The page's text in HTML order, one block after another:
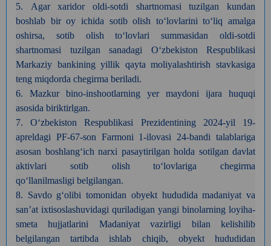
5. Agar xaridor oldi-sotdi shartnomasi tuzilgan kundan
boshlab bir oy ichida sotibolish to‘lovlarini to‘liq amalga
oshirsa, sotib olish to‘lovlari summasidan oldi-sotdi
shartnomasi tuzilgan sanadagi O‘zbekiston Respublikasi
Markaziy bankining yillik qayta moliyalashtirish stavkasiga
teng miqdorda chegirma beriladi.
6. Mazkur bino-inshootlarning yer maydoni ijara huquqi
asosida biriktirlgan.
7. O‘zbekistonRespublikasi Prezidentining 2024-yil 19-
apreldagi PF-67-son Farmoni 1-ilovasi 24-bandi talablariga
asosan boshlang‘ich narxi pasaytirilgan holda sotilgan davlat
aktivlari sotib olish to‘lovlariga chegirma
qo‘llanilmasligi belgilangan.
8. Savdo gʻolibi tomonidan obyekt hududida madaniyat va
sanʼat ixtisoslashuvidagi quriladigan yangi binolarning loyiha-
smeta hujjatlarini Madaniyat vazirligi bilan kelishilib
belgilangan tartibda ishlab chiqib, obyekt hududidan